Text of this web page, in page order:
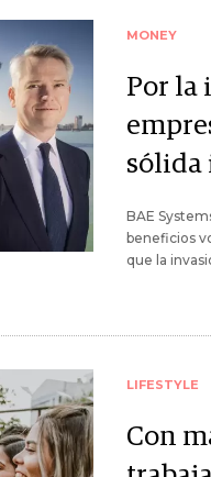
MONEY
Por la
sólida
BAE
beneficios
que la
LIFESTYLE
Con